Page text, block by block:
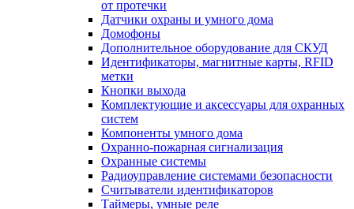
от протечки
Датчики охраны и умного дома
Домофоны
Дополнительное оборудование для СКУД
Идентификаторы, магнитные карты, RFID
метки
Кнопки выхода
Комплектующие и аксессуары для охранных
систем
Компоненты умного дома
Охранно-пожарная сигнализация
Охранные системы
Радиоуправление системами безопасности
Считыватели идентификаторов
Таймеры, умные реле